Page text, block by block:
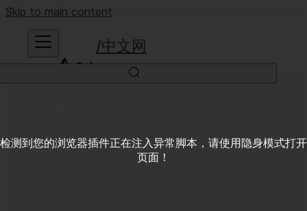
Skip to main content
中文网
检测到您的浏览器插件正在注入异常脚本，请使用隐身模式打开
页面！